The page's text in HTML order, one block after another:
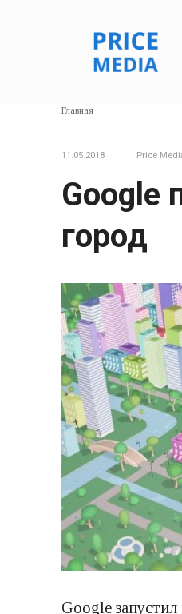
Главная
11.05.2018 Price
Google
город
Google